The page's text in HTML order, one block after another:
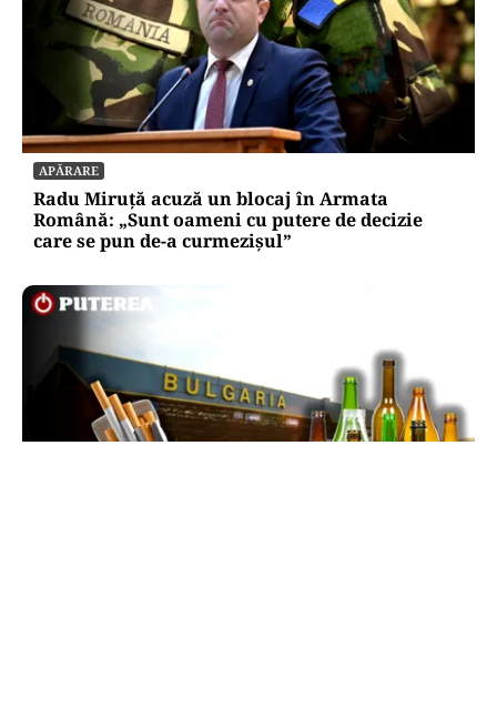
APĂRARE
Radu Miruță acuză un blocaj în Armata
Română: „Sunt oameni cu putere de decizie
care se pun de-a curmezișul”